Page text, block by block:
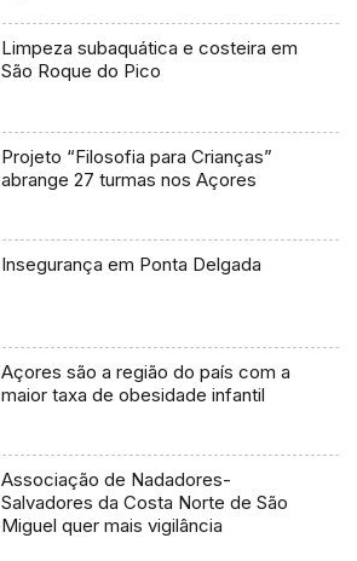
Limpeza subaquática e costeira em
São Roque do Pico
Projeto “Filosofia para Crianças”
abrange 27 turmas nos Açores
Insegurança em Ponta Delgada
Açores são a região do país com a
maior taxa de obesidade infantil
Associação de Nadadores-
Salvadores da Costa Norte de São
Miguel quer mais vigilância